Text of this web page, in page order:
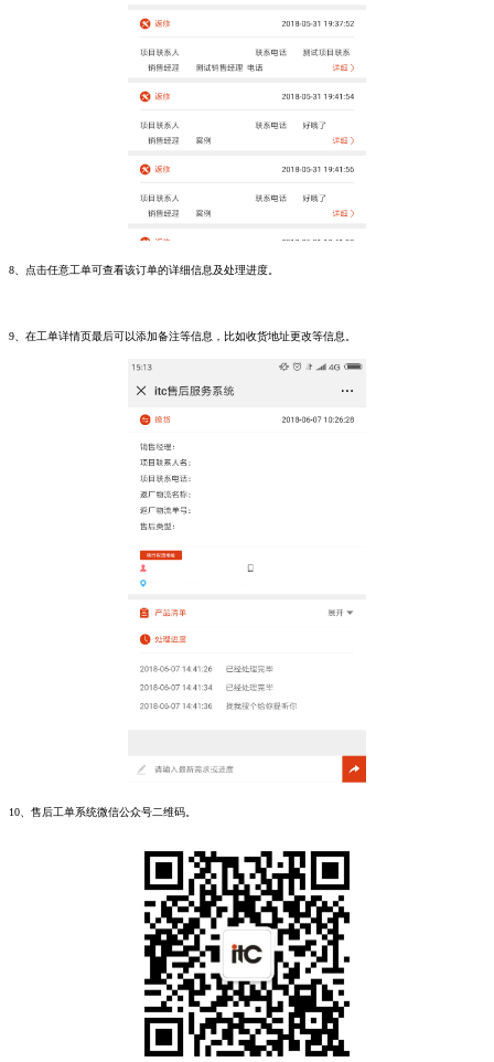
8、点击任意工单可查看该订单的详细信息及处理进度。
9、在工单详情页最后可以添加备注等信息，比如收货地址更改等信息。
10、售后工单系统微信公众号二维码。